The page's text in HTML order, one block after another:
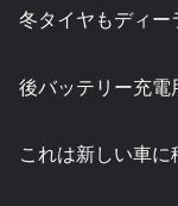
冬タイヤもディー
後バッテリー充電
これは新しい車に